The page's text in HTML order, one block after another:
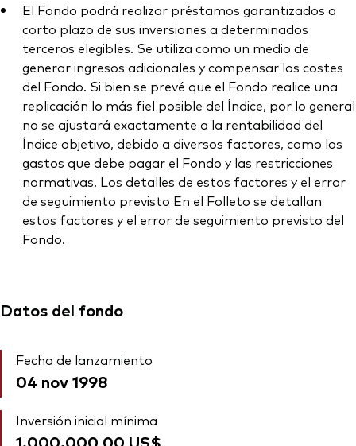
El Fondo podrá realizar préstamos garantizados a
corto plazo de sus inversiones a determinados
terceros elegibles. Se utiliza como un medio de
generar ingresos adicionales y compensar los costes
del Fondo. Si bien se prevé que el Fondo realice una
replicación lo más fiel posible del Índice, por lo general
no se ajustará exactamente a la rentabilidad del
Índice objetivo, debido a diversos factores, como los
gastos que debe pagar el Fondo y las restricciones
normativas. Los detalles de estos factores y el error
de seguimiento previsto En el Folleto se detallan
estos factores y el error de seguimiento previsto del
Fondo.
Datos del fondo
Fecha de lanzamiento
04 nov 1998
Inversión inicial mínima